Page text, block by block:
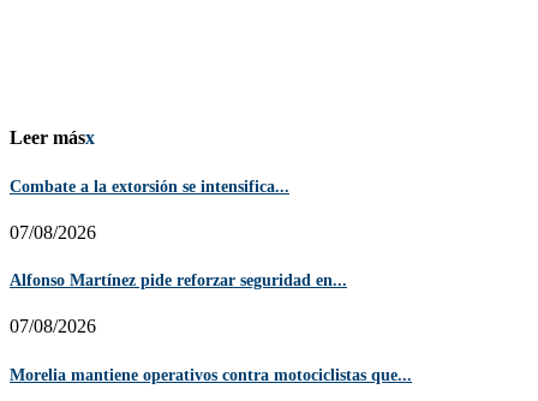
Leer másx
Combate a la extorsión se intensifica...
07/08/2026
Alfonso Martínez pide reforzar seguridad en...
07/08/2026
Morelia mantiene operativos contra motociclistas que...